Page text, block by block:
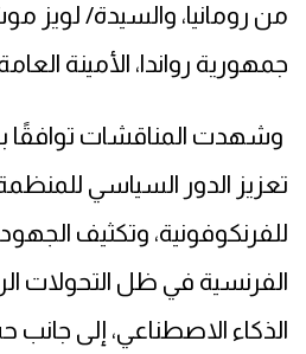
من رومانيا، والسيدة/ لويز
جمهورية رواندا، الأمينة
وشهدت المناقشات توافقًا
تعزيز الدور السياسي للمنظمة
للفرنكوفونية، وتكثيف
الفرنسية في ظل التحولات
الذكاء الاصطناعي، إلى